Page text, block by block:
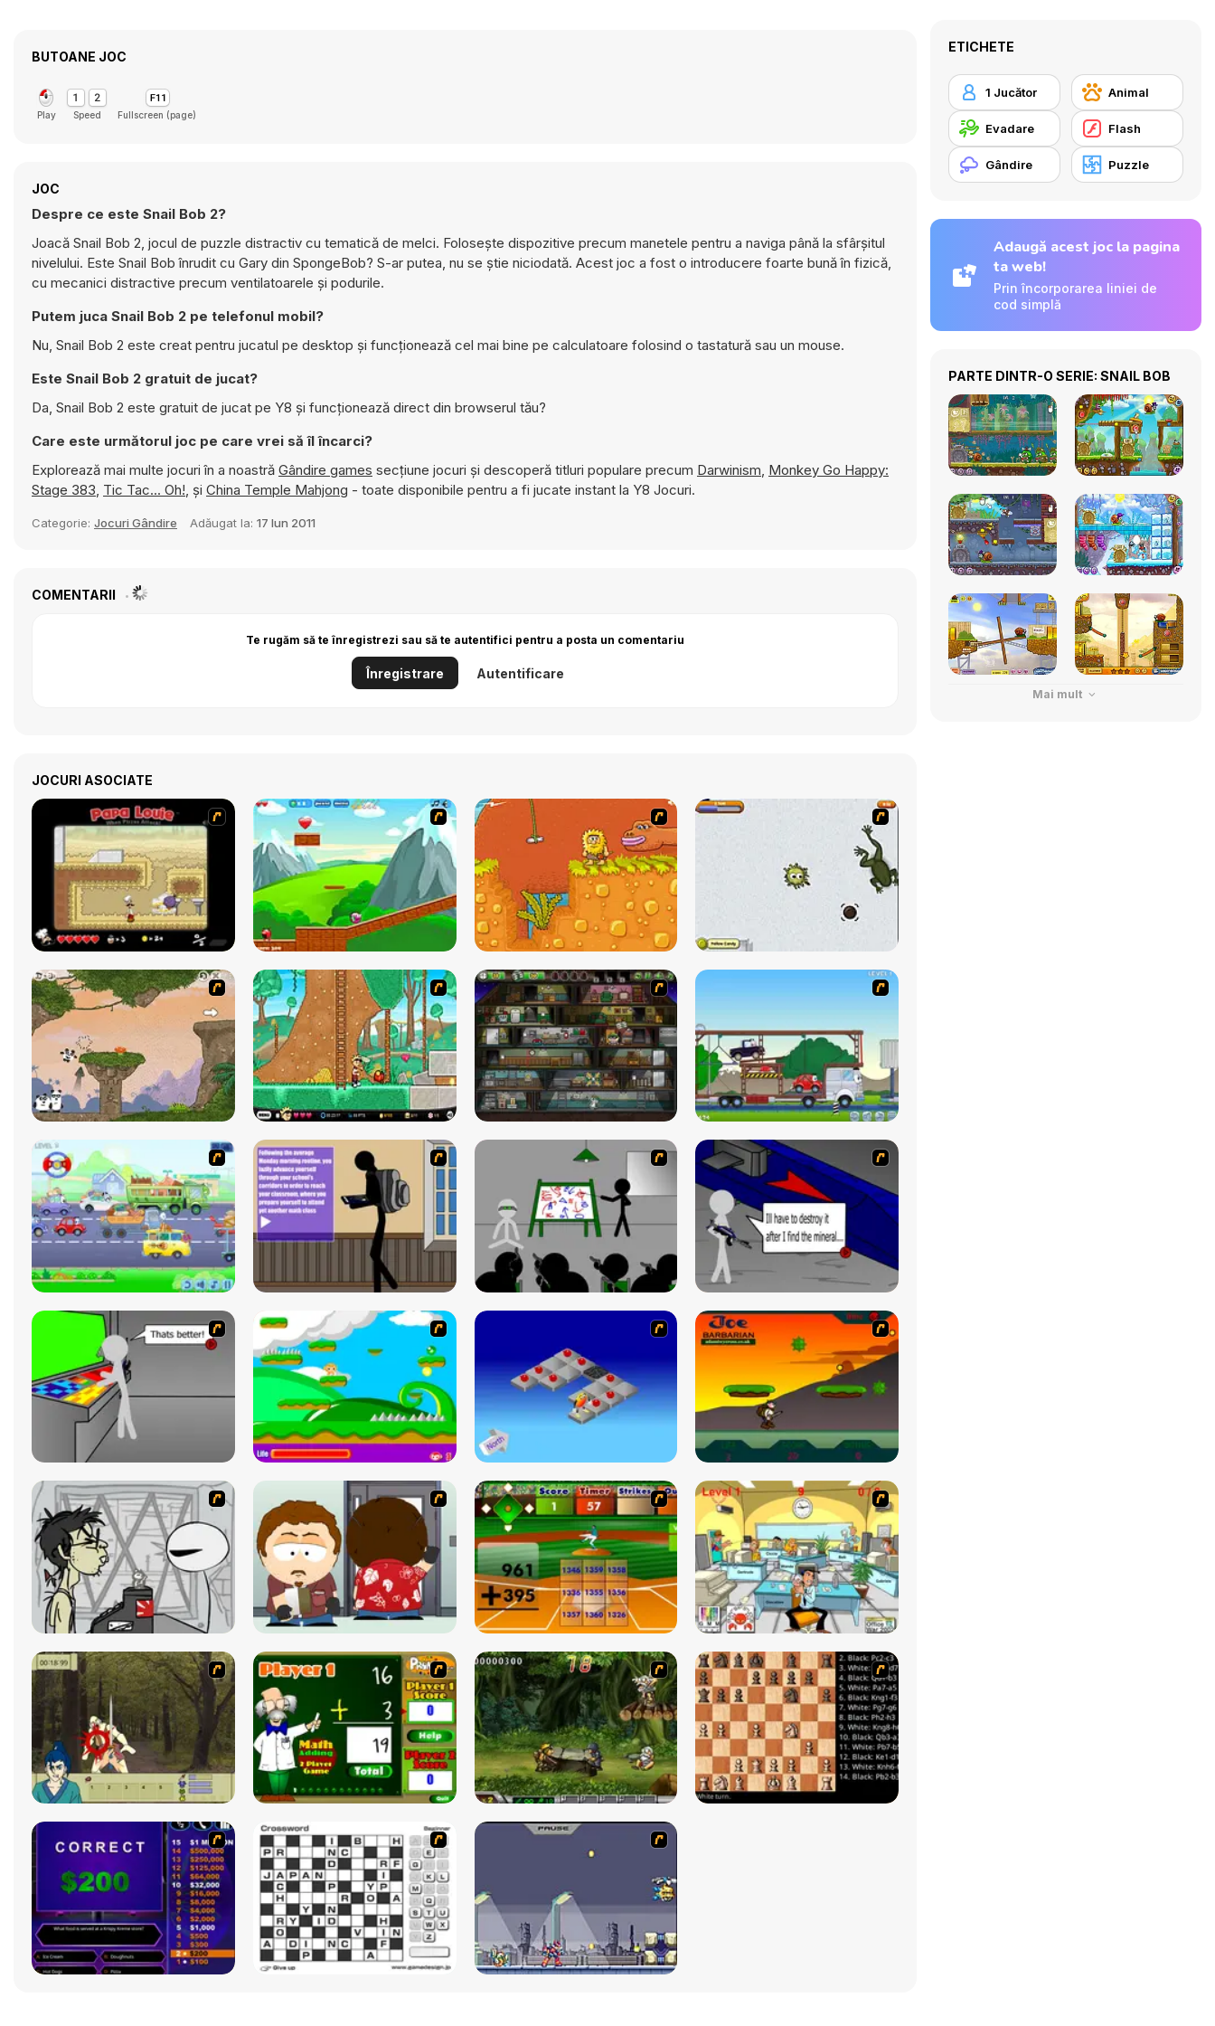
BUTOANE JOC
Play Speed Fullscreen (page)
JOC
Despre ce este Snail Bob 2?
Joacă Snail Bob 2, jocul de puzzle distractiv cu tematică de melci. Folosește dispozitive precum manetele pentru a naviga până la sfârșitul
nivelului. Este Snail Bob înrudit cu Gary din SpongeBob? S-ar putea, nu se știe niciodată. Acest joc a fost o introducere foarte bună în fizică,
cu mecanici distractive precum ventilatoarele și podurile.
Putem juca Snail Bob 2 pe telefonul mobil?
Nu, Snail Bob 2 este creat pentru jucatul pe desktop și funcționează cel mai bine pe calculatoare folosind o tastatură sau un mouse.
Este Snail Bob 2 gratuit de jucat?
Da, Snail Bob 2 este gratuit de jucat pe Y8 și funcționează direct din browserul tău?
Care este următorul joc pe care vrei să îl încarci?
Explorează mai multe jocuri în a noastră Gândire games secțiune jocuri și descoperă titluri populare precum Darwinism, Monkey Go Happy:
Stage 383, Tic Tac... Oh!, și China Temple Mahjong - toate disponibile pentru a fi jucate instant la Y8 Jocuri.
Categorie: Jocuri Gândire Adăugat la: 17 Iun 2011
COMENTARII
Te rugăm să te înregistrezi sau să te autentifici pentru a posta un comentariu
Înregistrare Autentificare
JOCURI ASOCIATE
ETICHETE
1 Jucător Animal
Evadare Flash
Gândire Puzzle
Adaugă acest joc la pagina
ta web!
Prin încorporarea liniei de
cod simplă
PARTE DINTR-O SERIE: SNAIL BOB
Mai mult